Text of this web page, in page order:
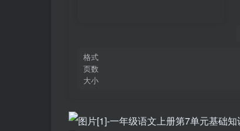
格式
页数
大小